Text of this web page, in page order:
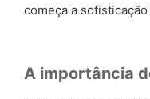
começa a
A importância